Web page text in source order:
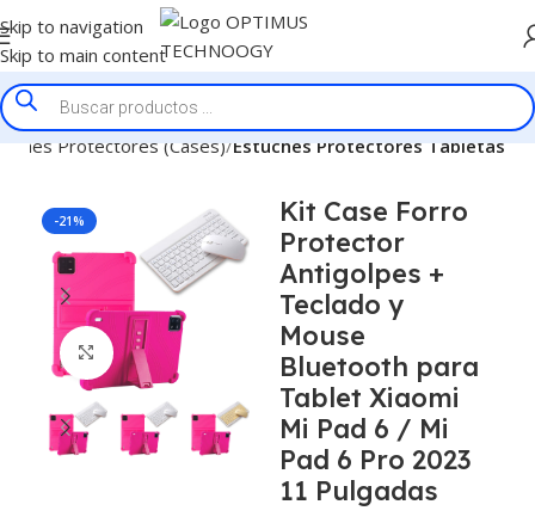
Skip to navigation
Skip to main content
Protectores (Cases) Estuches Protectores Tabletas
-21%
Click to enlarge
Kit Case Forro
Protector
Antigolpes +
Teclado y
Mouse
Bluetooth para
Tablet Xiaomi
Mi Pad 6 / Mi
Pad 6 Pro 2023
11 Pulgadas